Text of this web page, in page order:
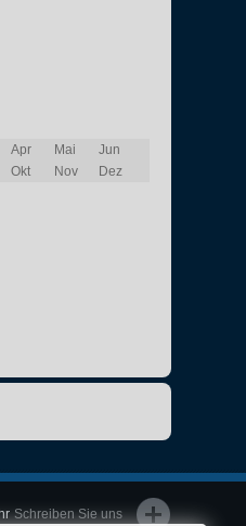
Apr Mai
Jun
Okt Nov
Dez
Schreiben Sie uns